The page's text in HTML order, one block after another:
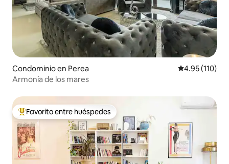
Condominio en Perea Calificación
4.95 (110)
Armonía de los mares
De los mejores en Favorito entre huéspedes
Favorito entre huéspedes